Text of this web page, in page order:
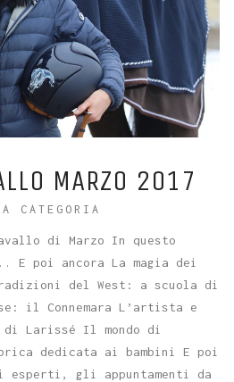
MARZO 2017
CATEGORIA
di Marzo In questo
E poi ancora La magia dei
del West: a scuola di
il Connemara L’artista e
di Larissé Il mondo di
dedicata ai bambini E poi
gli appuntamenti da